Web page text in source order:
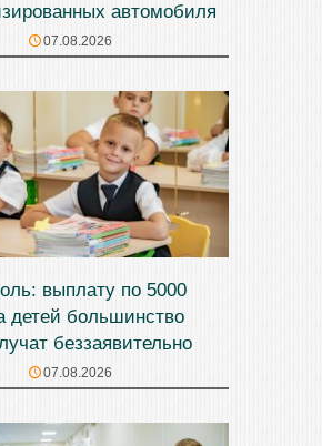
автомобиля
07.08.2026
выплату по 5000
детей большинство
беззаявительно
07.08.2026